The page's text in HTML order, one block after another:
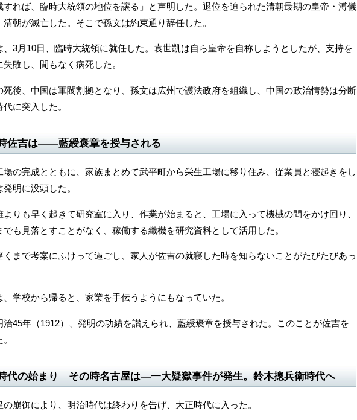
すれば、臨時大統領の地位を譲る」と声明した。退位を迫られた清朝最期の皇帝・溥儀
清朝が滅亡した。そこで孫文は約束通り辞任した。
3月10日、臨時大統領に就任した。袁世凱は自ら皇帝を自称しようとしたが、支持を
敗し、間もなく病死した。
後、中国は軍閥割拠となり、孫文は広州で護法政府を組織し、中国の政治情勢は分断
に突入した。
佐吉は――藍綬褒章を授与される
の完成とともに、家族まとめて武平町から栄生工場に移り住み、従業員と寝起きをし
明に没頭した。
りも早く起きて研究室に入り、作業が始まると、工場に入って機械の間をかけ回り、
でも見落とすことがなく、稼働する織機を研究資料として活用した。
まで考案にふけって過ごし、家人が佐吉の就寝した時を知らないことがたびたびあっ
学校から帰ると、家業を手伝うようにもなっていた。
45年（1912）、発明の功績を讃えられ、藍綬褒章を授与された。このことが佐吉を
代の始まり その時名古屋は―一大疑獄事件が発生。鈴木摠兵衛時代へ
崩御により、明治時代は終わりを告げ、大正時代に入った。